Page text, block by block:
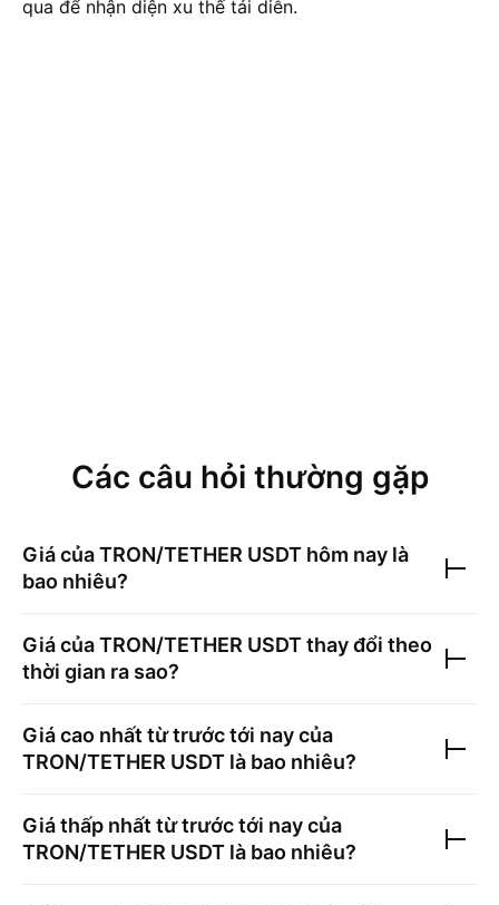
qua để nhận diện xu thế tái diễn.
Các câu hỏi thường gặp
Giá củaTRON/TETHER USDT hôm nay là
bao nhiêu?
Giá củaTRON/TETHER USDTthay đổi theo
thời gian ra sao?
Giá cao nhất từ trước tới nay của
TRON/TETHER USDT là bao nhiêu?
Giá thấp nhất từ trước tới nay của
TRON/TETHER USDT là bao nhiêu?